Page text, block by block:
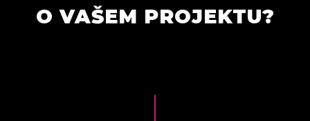
O VAŠEM PROJEKTU?